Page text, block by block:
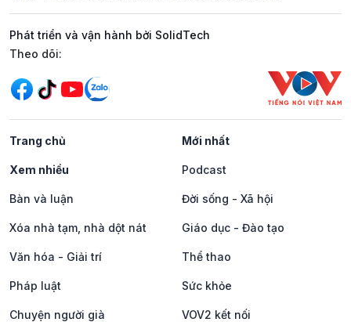
Phát triển và vận hành bởi SolidTech
Mạng xã hội
Theo dõi:
Trang chủ Mới nhất
Xem nhiều Podcast
Bàn và luận Đời sống - Xã hội
Xóa nhà tạm, nhà dột nát Giáo dục - Đào tạo
Văn hóa - Giải trí Thể thao
Pháp luật Sức khỏe
Chuyện người già VOV2 kết nối